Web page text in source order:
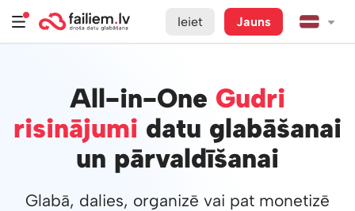
Ieiet Jauns
All-in-One Gudri
risinājumi datu glabāšanai
un pārvaldīšanai
Glabā, dalies, organizē vai pat monetizē